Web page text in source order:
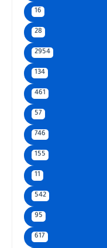
16
28
2954
134
461
57
746
155
11
542
95
617